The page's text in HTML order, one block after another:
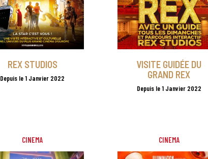
REX STUDIOS
Depuis le 1 Janvier 2022
VISITE GUIDÉE DU
GRAND REX
Depuis le 1 Janvier 2022
CINEMA CINEMA